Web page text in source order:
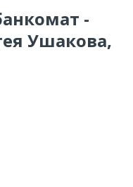
-
Ушакова,